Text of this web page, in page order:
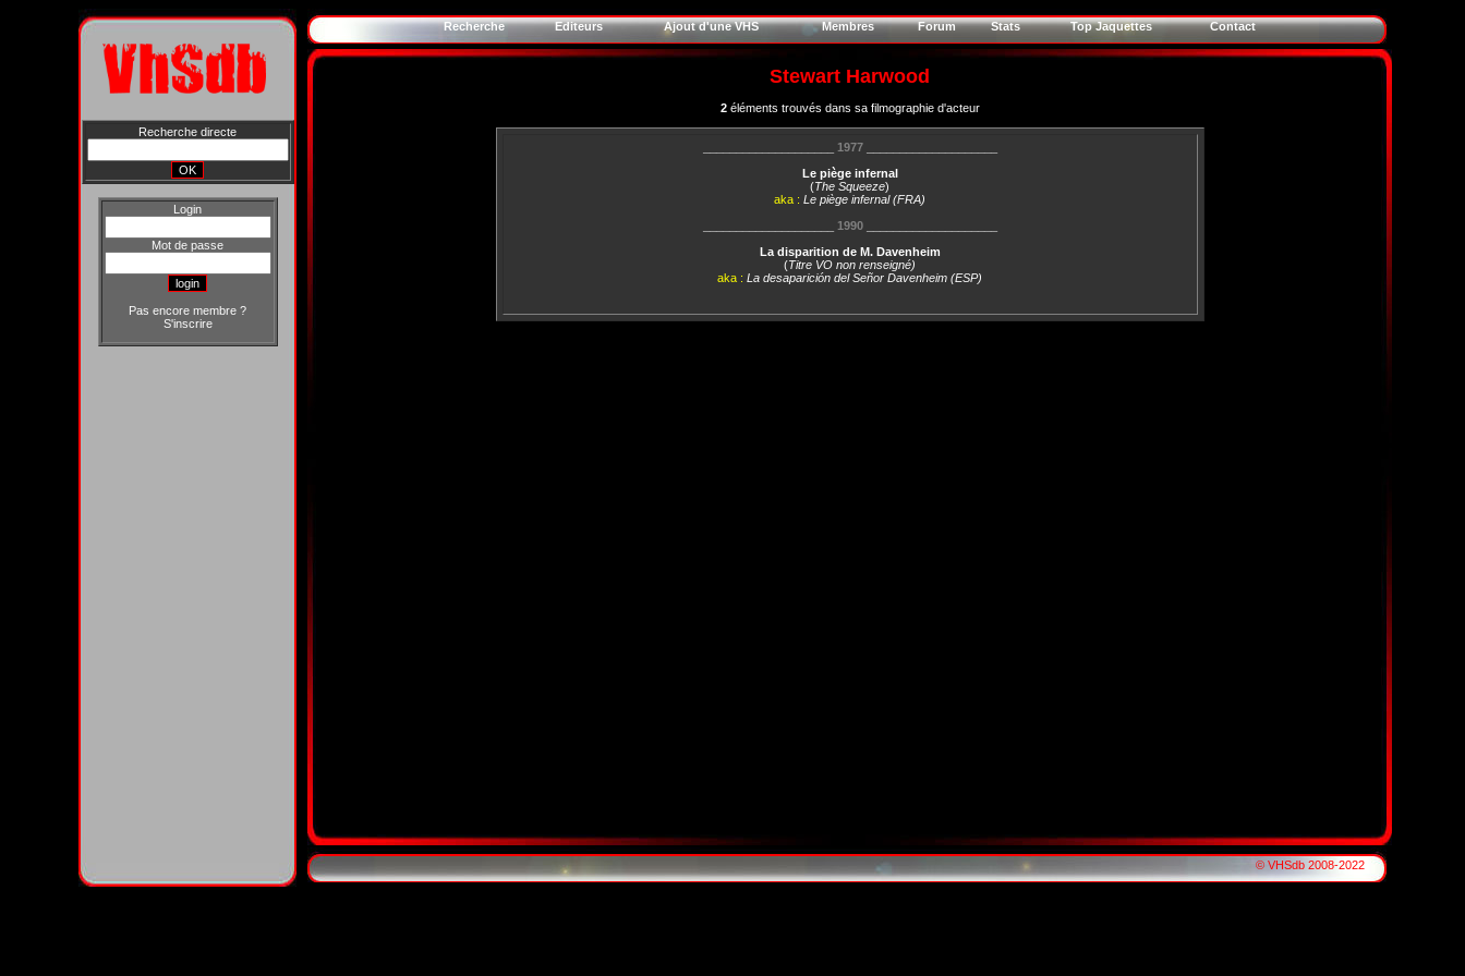
Recherche directe
Login
Mot de passe
Pas encore membre ?
S'inscrire
Recherche Editeurs Ajout d'une VHS Membres Forum Stats Top Jaquettes Contact
Stewart Harwood
2éléments trouvés dans sa filmographie d'acteur
1977____________________
Le piège infernal
(The Squeeze)
aka : Le piège infernal (FRA)
1990____________________
La disparition de M. Davenheim
(Titre VO non renseigné)
aka : La desaparición del Señor Davenheim (ESP)
© VHSdb 2008-2022